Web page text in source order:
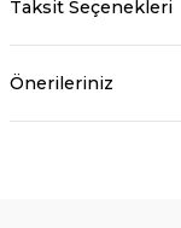
Taksit Seçenekleri
Önerileriniz